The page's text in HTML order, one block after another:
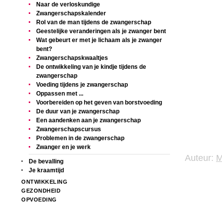
Naar de verloskundige
Zwangerschapskalender
Rol van de man tijdens de zwangerschap
Geestelijke veranderingen als je zwanger bent
Wat gebeurt er met je lichaam als je zwanger
bent?
Zwangerschapskwaaltjes
De ontwikkeling van je kindje tijdens de
zwangerschap
Voeding tijdens je zwangerschap
Oppassen met ...
Voorbereiden op het geven van borstvoeding
De duur van je zwangerschap
Een aandenken aan je zwangerschap
Zwangerschapscursus
Problemen in de zwangerschap
Zwanger en je werk
De bevalling
Je kraamtijd
ONTWIKKELING
GEZONDHEID
OPVOEDING
Auteur: